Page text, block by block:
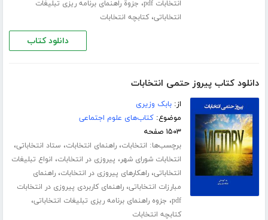
انتخابات pdf ، جزوة راهنمای برنامه ریزی تبلیغات
انتخاباتی،کتابچه انتخابات
دانلود کتاب
دانلود کتاب پیروز حتمی انتخابات
از:بابک وزیری
موضوع:کتاب‌های علوم اجتماعی
۱۵۰۳ صفحه
برچسب‌ها: انتخابات،راهنمای انتخابات، ستاد انتخاباتی،
انتخابات شورای شهر، پیروزی در انتخابات، انواع تبلیغات
انتخاباتی،راهکارهای پیروزی در انتخابات،راهنمای
مبارزات انتخاباتی،راهنمای کاربردی پیروزی در انتخابات
pdf، جزوه راهنمای برنامه ریزی تبلیغات انتخاباتی،
کتابچه انتخابات